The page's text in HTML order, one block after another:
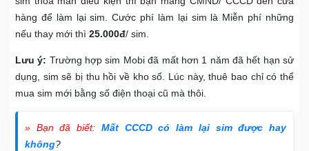
hàng để làm lại sim. Cước phí làm lại sim là Miễn phí những
nếu thay mới thì 25.000đ/ sim.
Lưu ý: Trường hợp sim Mobi đã mất hơn 1 năm đã hết hạn sử
dụng, sim sẽ bị thu hồi về kho số. Lúc này, thuê bao chỉ có thể
mua sim mới bằng số điện thoại cũ mà thôi.
» Bạn đã biết: Mất CCCD có làm lại sim được hay
không?